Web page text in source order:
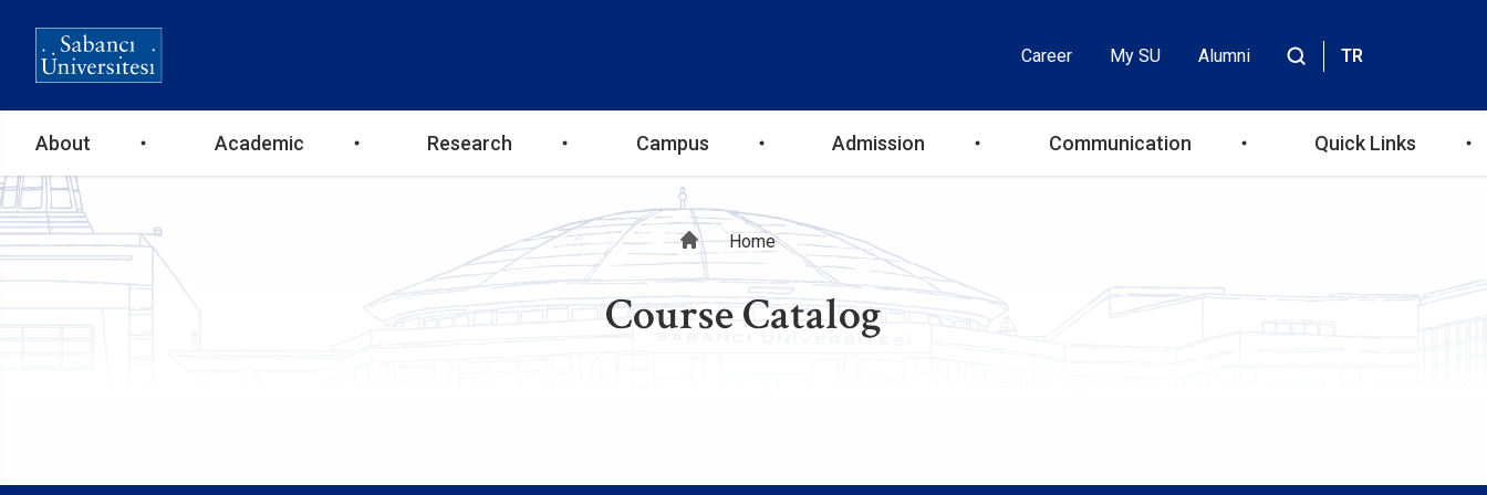
Header
Top
Career My SU
Alumni
TR
Ana
gezinti
menüsü
About Academic Research Campus Admission Communication Quick Links
Breadcrumb
Home
Course Catalog